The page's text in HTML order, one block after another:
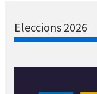
Eleccions 2026